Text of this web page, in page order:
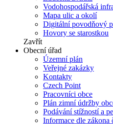
Vodohospodářská
Mapa ulic a okolí
Digitální povodňový
Hovory se starostkou
Zavřít
Obecní úřad
Územní plán
Veřejné zakázky
Kontakty
Czech Point
Pracovníci obce
Plán zimní údržby
Podávání stížností a
Informace dle zákona